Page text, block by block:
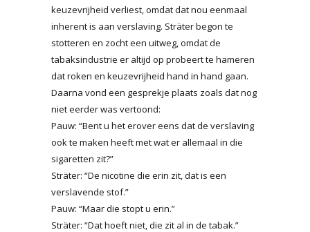
keuzevrijheid verliest, omdat dat nou eenmaal
inherent is aan verslaving. Sträter begon te
stotteren en zocht een uitweg, omdat de
tabaksindustrie er altijd op probeert te hameren
dat roken en keuzevrijheid hand in hand gaan.
Daarna vond een gesprekje plaats zoals dat nog
niet eerder was vertoond:
Pauw: “Bent u het erover eens dat de verslaving
ook te maken heeft met wat er allemaal in die
sigaretten zit?”
Sträter: “De nicotine die erin zit, dat is een
verslavende stof.”
Pauw: “Maar die stopt u erin.”
Sträter: “Dat hoeft niet, die zit al in de tabak.”